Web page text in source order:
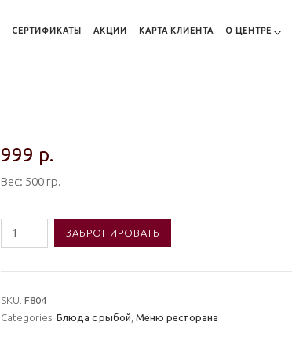
CЕРТИФИКАТЫ АКЦИИ КАРТА КЛИЕНТА О ЦЕНТРЕ
999 р.
Вес: 500 гр.
Количество
товара
во
фритюре
ЗАБРОНИРОВАТЬ
SKU: F804
Categories: Блюда с рыбой Меню ресторана